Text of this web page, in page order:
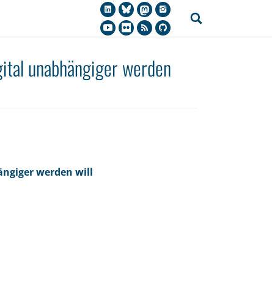
unabhängiger werden
werden will